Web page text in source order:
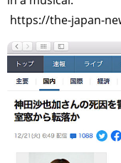
https://the-japan-